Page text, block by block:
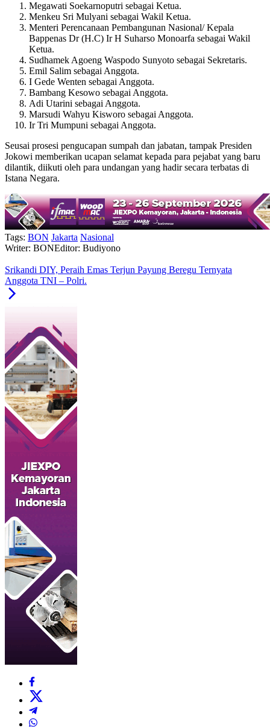
Megawati Soekarnoputri sebagai Ketua.
Menkeu Sri Mulyani sebagai Wakil Ketua.
Menteri Perencanaan Pembangunan Nasional/ Kepala
Bappenas Dr (H.C) Ir H Suharso Monoarfa sebagai Wakil
Ketua.
Sudhamek Agoeng Waspodo Sunyoto sebagai Sekretaris.
Emil Salim sebagai Anggota.
I Gede Wenten sebagai Anggota.
Bambang Kesowo sebagai Anggota.
Adi Utarini sebagai Anggota.
Marsudi Wahyu Kisworo sebagai Anggota.
Ir Tri Mumpuni sebagai Anggota.
Seusai prosesi pengucapan sumpah dan jabatan, tampak Presiden
Jokowi memberikan ucapan selamat kepada para pejabat yang baru
dilantik, diikuti oleh para undangan yang hadir secara terbatas di
Istana Negara.
Tags: BON Jakarta Nasional
Writer: BONEditor: Budiyono
Srikandi DIY, Peraih Emas Terjun Payung Beregu Ternyata
Anggota TNI – Polri.